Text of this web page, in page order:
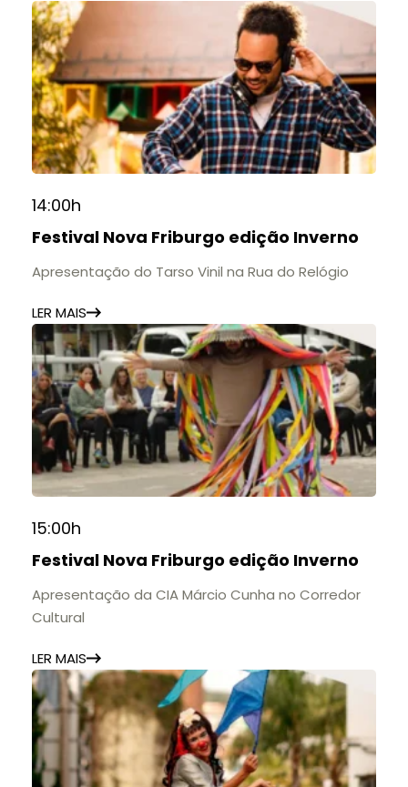
14:00h
Festival Nova Friburgo edição Inverno
Apresentação do Tarso Vinil na Rua do Relógio
LER MAIS
15:00h
Festival Nova Friburgo edição Inverno
Apresentação da CIA Márcio Cunha no Corredor
Cultural
LER MAIS